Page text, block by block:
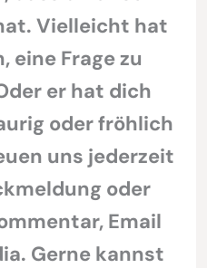
Vielleicht hat
eine Frage zu
er hat dich
oder fröhlich
uns jederzeit
oder
Email
Gerne kannst